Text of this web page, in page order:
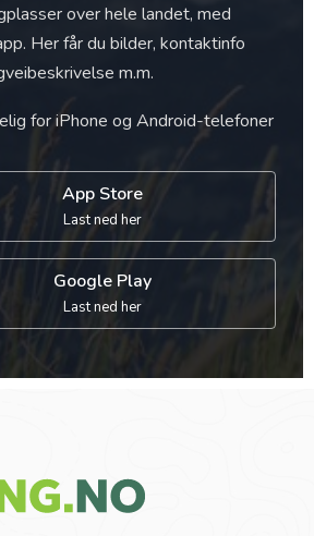
over hele landet, med
Her får du bilder, kontaktinfo
m.m.
for iPhone og Android-telefoner
App Store
Last ned her
Google Play
Last ned her